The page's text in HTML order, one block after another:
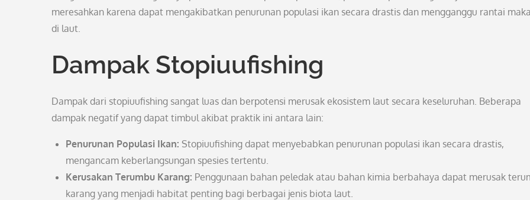
meresahkan karena dapat mengakibatkan penurunan populasi ikan secara drastis dan mengganggu rantai
di laut.
Dampak Stopiuufishing
Dampak dari stopiuufishing sangat luas dan berpotensi merusak ekosistem laut secara keseluruhan. Beberapa
dampak negatif yang dapat timbul akibat praktik ini antara lain:
Penurunan Populasi Ikan: Stopiuufishing dapat menyebabkan penurunan populasi ikan secara drastis,
mengancam keberlangsungan spesies tertentu.
Kerusakan Terumbu Karang: Penggunaan bahan peledak atau bahan kimia berbahaya dapat merusak
karang yang menjadi habitat penting bagi berbagai jenis biota laut.